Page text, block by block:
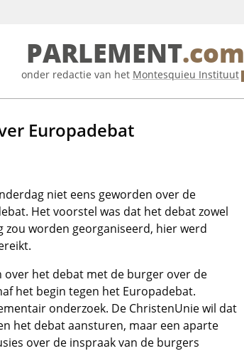
PARLEMENT.com
onder redactie van het Montesquieu Instituut
Europadebat
niet eens geworden over de
Het voorstel was dat het debat zowel
zou worden georganiseerd, hier werd
het debat met de burger over de
het begin tegen het Europadebat.
onderzoek. De ChristenUnie wil dat
het debat aansturen, maar een aparte
over de inspraak van de burgers